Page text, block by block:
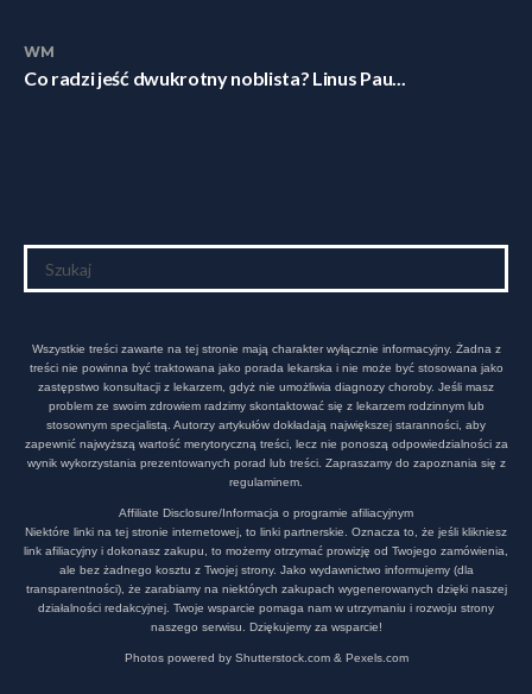
WM
Co radzi jeść dwukrotny noblista? Linus Pau...
Wszystkie treści zawarte na tej stronie mają charakter wyłącznie informacyjny. Żadna z
treści nie powinna być traktowana jako porada lekarska i nie może być stosowana jako
zastępstwo konsultacji z lekarzem, gdyż nie umożliwia diagnozy choroby. Jeśli masz
problem ze swoim zdrowiem radzimy skontaktować się z lekarzem rodzinnym lub
stosownym specjalistą. Autorzy artykułów dokładają największej staranności, aby
zapewnić najwyższą wartość merytoryczną treści, lecz nie ponoszą odpowiedzialności za
wynik wykorzystania prezentowanych porad lub treści. Zapraszamy do zapoznania się z
regulaminem.
Affiliate Disclosure/Informacja o programie afiliacyjnym
Niektóre linki na tej stronie internetowej, to linki partnerskie. Oznacza to, że jeśli klikniesz
link afiliacyjny i dokonasz zakupu, to możemy otrzymać prowizję od Twojego zamówienia,
ale bez żadnego kosztu z Twojej strony. Jako wydawnictwo informujemy (dla
transparentności), że zarabiamy na niektórych zakupach wygenerowanych dzięki naszej
działalności redakcyjnej. Twoje wsparcie pomaga nam w utrzymaniu i rozwoju strony
naszego serwisu. Dziękujemy za wsparcie!
Photos powered by Shutterstock.com & Pexels.com